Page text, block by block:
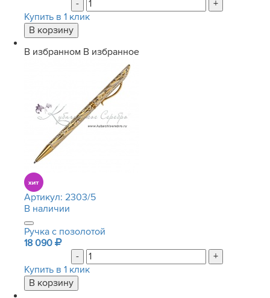
-
+
Купить в 1 клик
В избранном В избранное
Артикул: 2303/5
В наличии
Ручка с позолотой
18 090
-
+
Купить в 1 клик